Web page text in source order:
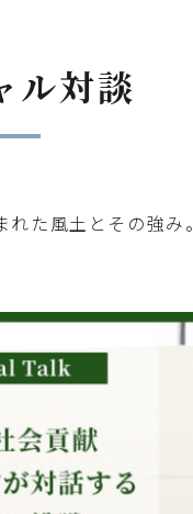
ル対談
た風土とその強み。